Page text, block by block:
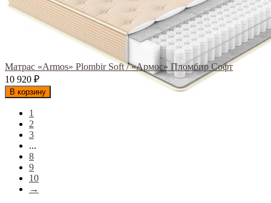
Матрас «Armos» Plombir Soft / «Армос» Пломбир Софт
10 920 ₽
В корзину
1
2
3
...
8
9
10
→